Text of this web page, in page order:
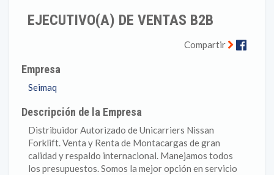
EJECUTIVO(A) DE VENTAS B2B
Compartir
Empresa
Seimaq
Descripción de la Empresa
Distribuidor Autorizado de Unicarriers Nissan
Forklift. Venta y Renta de Montacargas de gran
calidad y respaldo internacional. Manejamos todos
los presupuestos. Somos la mejor opción en servicio